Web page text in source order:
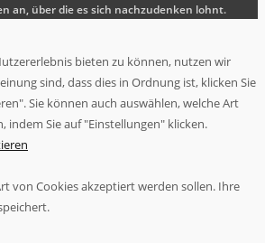
an, über die es sich nachzudenken lohnt.
bieten zu können, nutzen wir
sind, dass dies in Ordnung ist, klicken Sie
Sie können auch auswählen, welche Art
indem Sie auf "Einstellungen" klicken.
von Cookies akzeptiert werden sollen. Ihre